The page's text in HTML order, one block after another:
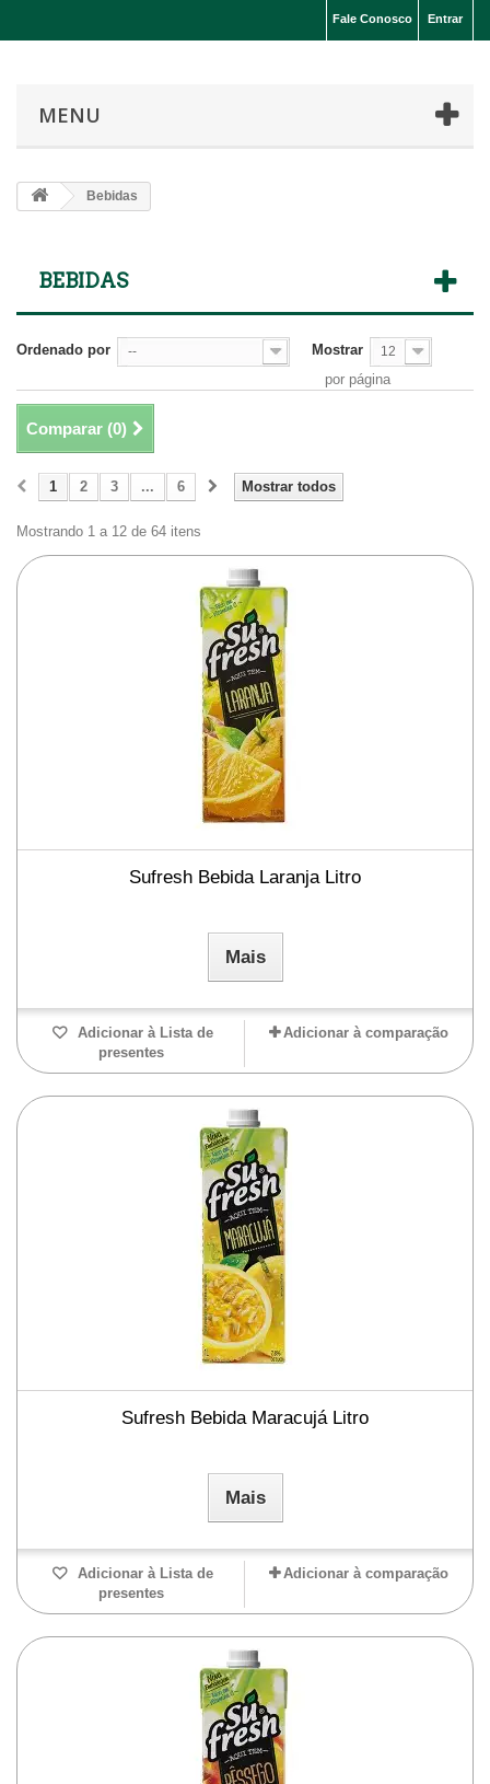
Entrar
Fale Conosco
MENU
Bebidas
BEBIDAS
Ordenado por -- Mostrar 12
por página
Comparar (0)
Mostrar todos
1 2 3 ... 6
Mostrando 1 a 12 de 64 itens
Sufresh Bebida Laranja Litro
Mais
Adicionar à Lista de
presentes
Adicionar à comparação
Sufresh Bebida Maracujá Litro
Mais
Adicionar à Lista de
presentes
Adicionar à comparação